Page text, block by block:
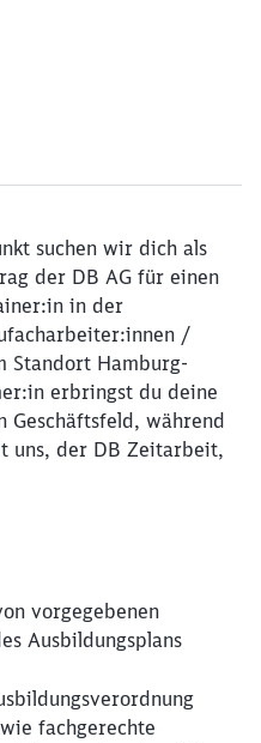
suchen wir dich als
der DB AG für einen
in der
/
Standort Hamburg-
erbringst du deine
Geschäftsfeld, während
uns, der DB Zeitarbeit,
vorgegebenen
Ausbildungsplans
fachgerechte